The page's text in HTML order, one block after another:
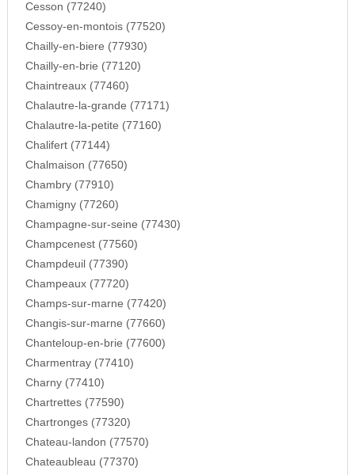
Cesson (77240)
Cessoy-en-montois (77520)
Chailly-en-biere (77930)
Chailly-en-brie (77120)
Chaintreaux (77460)
Chalautre-la-grande (77171)
Chalautre-la-petite (77160)
Chalifert (77144)
Chalmaison (77650)
Chambry (77910)
Chamigny (77260)
Champagne-sur-seine (77430)
Champcenest (77560)
Champdeuil (77390)
Champeaux (77720)
Champs-sur-marne (77420)
Changis-sur-marne (77660)
Chanteloup-en-brie (77600)
Charmentray (77410)
Charny (77410)
Chartrettes (77590)
Chartronges (77320)
Chateau-landon (77570)
Chateaubleau (77370)